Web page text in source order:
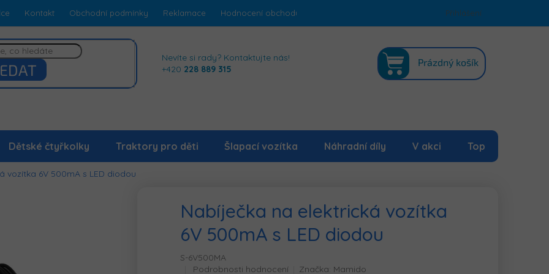
Kontakt Obchodní podmínky Reklamace Hodnocení obchodu Podmínky ochrany osobních údajů Mapa serveru
Přihlášení
Nevíte si rady? Kontaktujte nás!
+420 228 889 315
KOŠÍK
Prázdný košík
Dětské čtyřkolky Traktory pro děti Šlapací vozítka Náhradní díly V akci Top
vozítka 6V 500mA s LED diodou
Nabíječka na elektrická vozítka
6V 500mA s LED diodou
S-6V500MA
Průměrné
Podrobnosti hodnocení Značka: Mamido